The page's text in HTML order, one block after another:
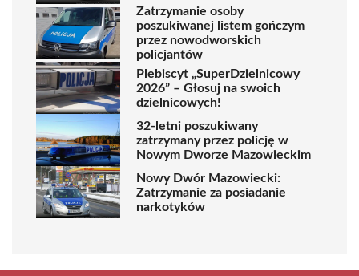
Zatrzymanie osoby
poszukiwanej listem gończym
przez nowodworskich
policjantów
Plebiscyt „SuperDzielnicowy
2026” – Głosuj na swoich
dzielnicowych!
32-letni poszukiwany
zatrzymany przez policję w
Nowym Dworze Mazowieckim
Nowy Dwór Mazowiecki:
Zatrzymanie za posiadanie
narkotyków